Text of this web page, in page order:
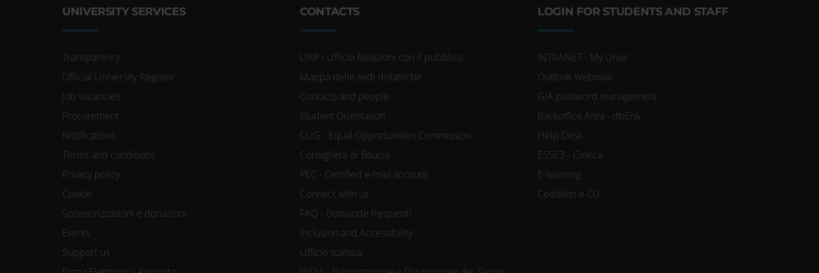
UNIVERSITY SERVICES
Transparency
Official University Register
Job vacancies
Procurement
Notifications
Terms and conditions
Privacy policy
Cookie
Sponsorizzazioni e donazioni
Events
Support us
CONTACTS
URP - Ufficio Relazioni con il pubblico
Mappa delle sedi didattiche
Contacts and people
Student Orientation
CUG - Equal Opportunities Commission
Consigliera di fiducia
PEC - Certified e-mail account
Connect with us
FAQ - Domande frequenti
Inclusion and Accessibility
Ufficio stampa
LOGIN FOR STUDENTS AND STAFF
INTRANET - My Univr
Outlook Webmail
GIA password management
Backoffice Area - dbErw
Help Desk
ESSE3 - Cineca
E-learning
Cedolino e CU